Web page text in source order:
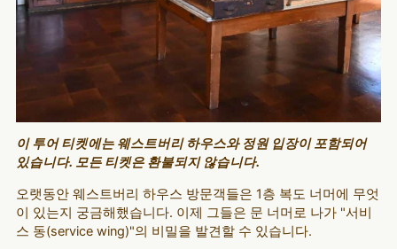
이 투어 티켓에는 웨스트버리 하우스와 정원 입장이 포함되어
있습니다. 모든 티켓은 환불되지 않습니다.
오랫동안 웨스트버리 하우스 방문객들은 1층 복도 너머에 무엇
이 있는지 궁금해했습니다. 이제 그들은 문 너머로 나가 "서비
스 동(service wing)"의 비밀을 발견할 수 있습니다.